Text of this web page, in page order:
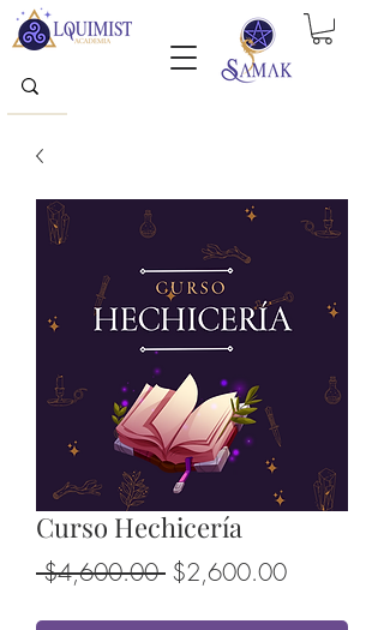
Curso Hechicería
$4,600.00 Precio
$2,600.00Precio